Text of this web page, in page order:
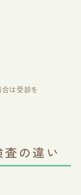
は受診を
の違い